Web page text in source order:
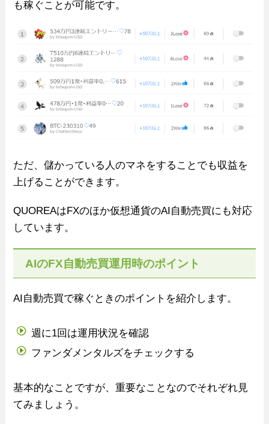
も稼ぐことが可能です。
ただ、儲かっている人のマネをすることでも収益を
上げることができます。
QUOREAはFXのほか仮想通貨のAI自動売買にも対応
しています。
AIのFX自動売買運用時のポイント
AI自動売買で稼ぐときのポイントを紹介します。
週に1回は運用状況を確認
ファンダメンタルズをチェックする
基本的なことですが、重要なことなのでそれぞれ見
てみましょう。